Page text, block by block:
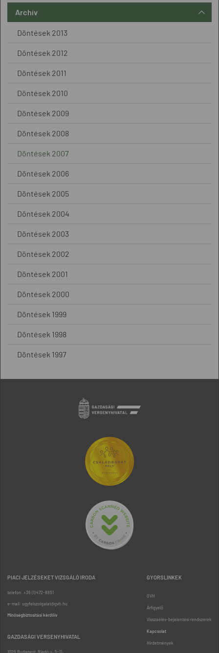
Archív
Döntések 2013
Döntések 2012
Döntések 2011
Döntések 2010
Döntések 2009
Döntések 2008
Döntések 2007
Döntések 2006
Döntések 2005
Döntések 2004
Döntések 2003
Döntések 2002
Döntések 2001
Döntések 2000
Döntések 1999
Döntések 1998
Döntések 1997
PIACI JELZÉSEKET VIZSGÁLÓ IRODA
telefon: +36 (1) 472-8851
e-mail: ugyfelszolgalat@gvh.hu
Minőségbiztosítási kérdőív
GAZDASÁGI VERSENYHIVATAL
GYORSLINKEK
GVH
Árfigyelő
Visszaélés-bejelentési rendszerek
Kapcsolat
Hirdetmények